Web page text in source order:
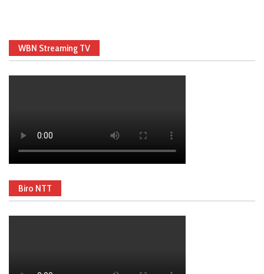
WBN Streaming TV
Biro NTT